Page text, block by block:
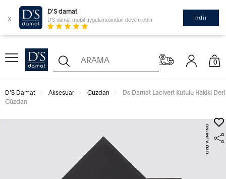
x
D'S damat
D'S damat mobil uygulamasından devam edin İndir
0
D'S Damat Aksesuar Cüzdan
Ds Damat Lacivert Kutulu Hakiki Deri
Cüzdan